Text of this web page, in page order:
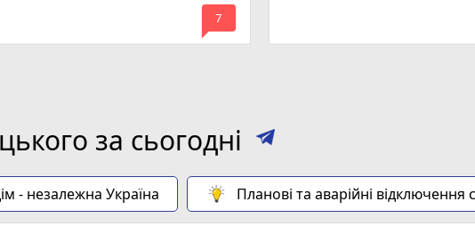
mode_comment
7
за сьогодні
- незалежна Україна Планові та аварійні відключення